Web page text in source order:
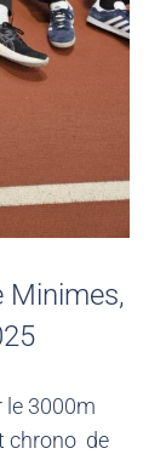
Minimes,
le 3000m
chrono de